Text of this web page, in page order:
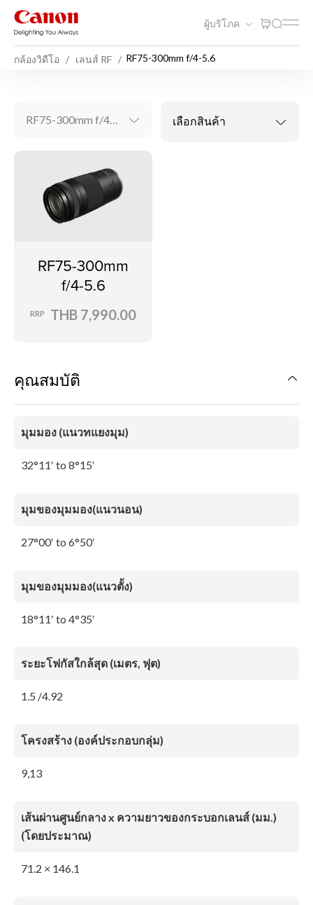
ผู้บริโภค
กล้องวิดีโอ เลนส์ RF RF75-300mm f/4-5.6
RF75-300mm f/4-5.6 เลือกสินค้า
RF75-300mm
f/4-5.6
RRP THB 7,990.00
คุณสมบัติ
มุมมอง (แนวทแยงมุม)
32°11′ to 8°15′
มุมของมุมมอง(แนวนอน)
27°00′ to 6°50′
มุมของมุมมอง(แนวตั้ง)
18°11′ to 4°35′
ระยะโฟกัสใกล้สุด (เมตร, ฟุต)
1.5 /4.92
โครงสร้าง (องค์ประกอบกลุ่ม)
9,13
เส้นผ่านศูนย์กลาง x ความยาวของกระบอกเลนส์ (มม.)
(โดยประมาณ)
71.2 × 146.1